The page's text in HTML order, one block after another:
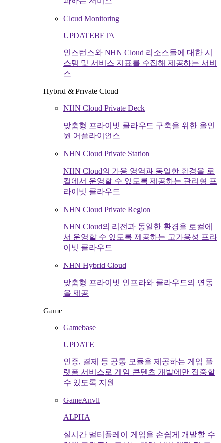
Cloud Monitoring
UPDATEBETA
인스턴스와 NHN Cloud 리소스들에 대한 시
스템 및 서비스 지표를 수집해 제공하는 서비
스
Hybrid & Private Cloud
NHN Cloud Private Deck
맞춤형 프라이빗 클라우드 구축을 위한 올인
원 어플라이언스
NHN Cloud Private Station
NHN Cloud의 가용 영역과 동일한 환경을 로
컬에서 운영할 수 있도록 제공하는 관리형 프
라이빗 클라우드
NHN Cloud Private Region
NHN Cloud의 리전과 동일한 환경을 로컬에
서 운영할 수 있도록 제공하는 고가용성 프라
이빗 클라우드
NHN Hybrid Cloud
맞춤형 프라이빗 인프라와 클라우드의 연동
을 제공
Game
Gamebase
UPDATE
인증, 결제 등 공통 모듈을 제공하는 게임 플
랫폼 서비스로 게임 콘텐츠 개발에만 집중할
수 있도록 지원
GameAnvil
ALPHA
실시간 멀티플레이 게임을 손쉽게 개발할 수